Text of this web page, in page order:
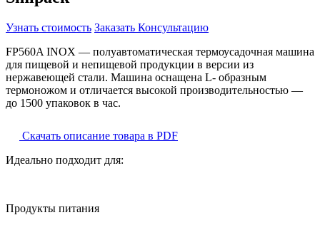
Узнать стоимость Заказать Консультацию
FP560A INOX — полуавтоматическая термоусадочная машина
для пищевой и непищевой продукции в версии из
нержавеющей стали. Машина оснащена L- образным
термоножом и отличается высокой производительностью —
до 1500 упаковок в час.
Скачать описание товара в PDF
Идеально подходит для:
Продукты питания